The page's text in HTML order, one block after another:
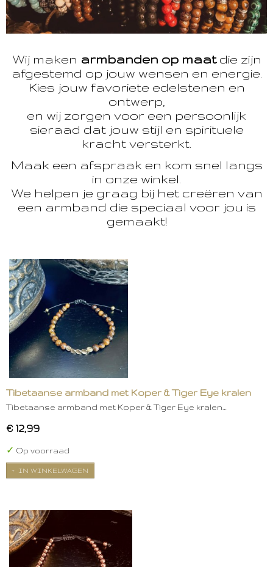
Wij maken armbanden op maatdie zijn
afgestemd op jouw wensen en energie.
Kies jouw favoriete edelstenen en
ontwerp,
en wij zorgen voor een persoonlijk
sieraad dat jouw stijl en spirituele
kracht versterkt.
Maak een afspraak en kom snel langs
in onze winkel.
We helpen je graag bij het creëren van
een armband die speciaal voor jou is
gemaakt!
Tibetaanse armband met Koper & Tiger Eye kralen
Tibetaanse armband met Koper & Tiger Eye kralen…
€ 12,99
✓ Op voorraad
IN WINKELWAGEN